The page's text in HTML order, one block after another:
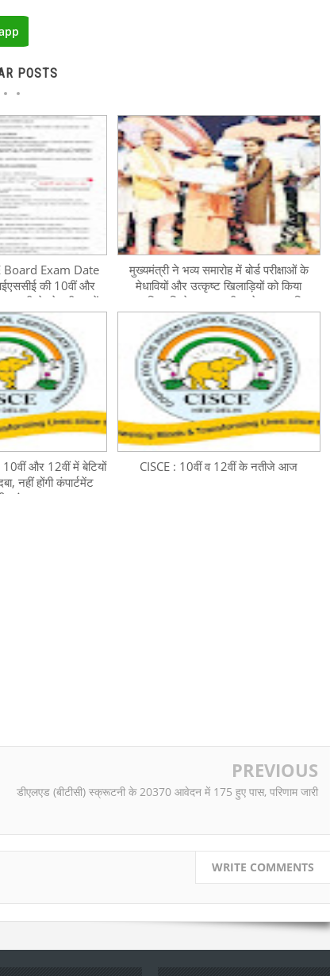
POSTS
Board Exam Date
की 10वीं और
12 फरवरी से, डेटशीट करें
मुख्यमंत्री ने भव्य समारोह में बोर्ड परीक्षाओं के
मेधावियों और उत्कृष्ट खिलाड़ियों को किया
सम्मानित, जिले स्तर पर भी बच्चे हुए सम्मानित
और 12वीं में बेटियों
नहीं होंगी कंपार्टमेंट
CISCE : 10वीं व 12वीं के नतीजे आज
PREVIOUS
डीएलएड (बीटीसी) स्क्रूटनी के 20370 आवेदन में 175 हुए पास, परिणाम जारी
WRITE COMMENTS